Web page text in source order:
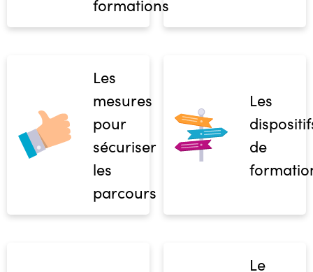
formations
Les
mesures
pour
sécuriser
les
parcours
Les
de
Le